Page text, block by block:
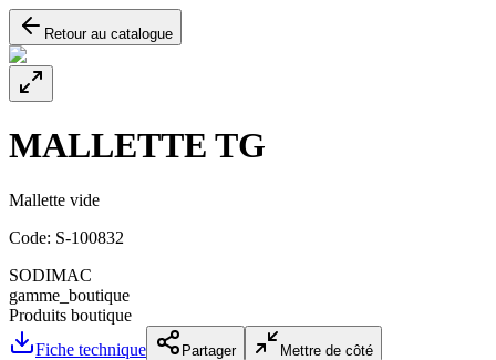
Retour au catalogue
MALLETTE TG
Mallette vide
Code: S-100832
SODIMAC
gamme_boutique
Produits boutique
Fiche technique
Partager Mettre de côté